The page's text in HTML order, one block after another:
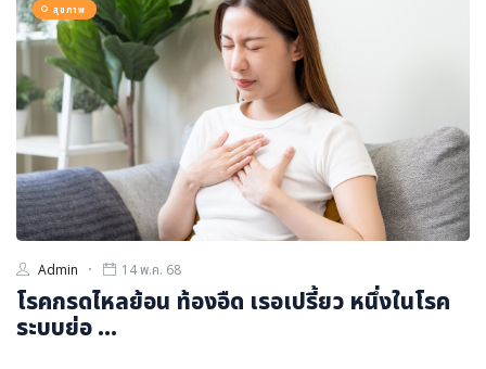
สุขภาพ
Admin 14 พ.ค. 68
โรคกรดไหลย้อน ท้องอืด เรอเปรี้ยว หนึ่งในโรค
ระบบย่อ ...